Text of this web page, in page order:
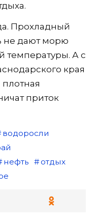
Прохладный
не дают морю
температуры. А с
края
приток
водоросли
нефть
отдых